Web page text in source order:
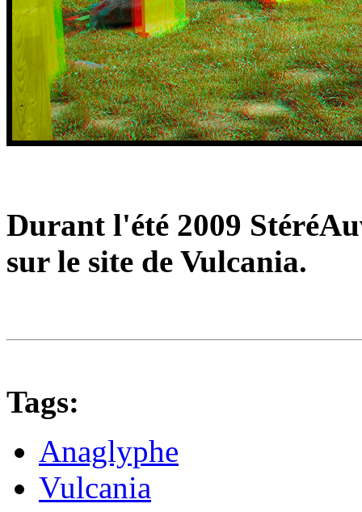
Durant l'été 2009
sur le site de Vulcania.
Tags:
Anaglyphe
Vulcania